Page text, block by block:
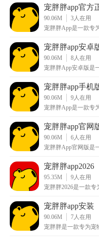
宠胖胖app官方
90.06M 3人在用
宠胖胖App是一款专
宠胖胖app安卓
90.06M 8人在用
宠胖胖App安卓版是
宠胖胖app手机
90.06M 9人在用
宠胖胖App是一款专
宠胖胖app官网
90.06M 6人在用
宠胖胖App官网版是
宠胖胖app2026
95.35M 9人在用
宠胖胖2026是一款专
宠胖胖app安装
90.06M 7人在用
宠胖胖是一款专为宠